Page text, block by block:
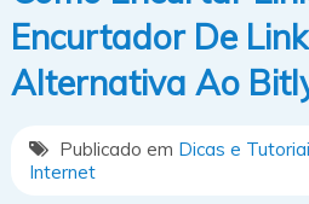
Encurtador De
Alternativa Ao
Publicado em Dicas e
Internet